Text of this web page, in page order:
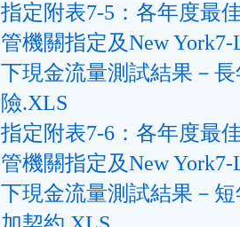
指定附表7-5：各年度最
管機關指定及New
下現金流量測試結果－
險.XLS
指定附表7-6：各年度最
管機關指定及New
下現金流量測試結果－